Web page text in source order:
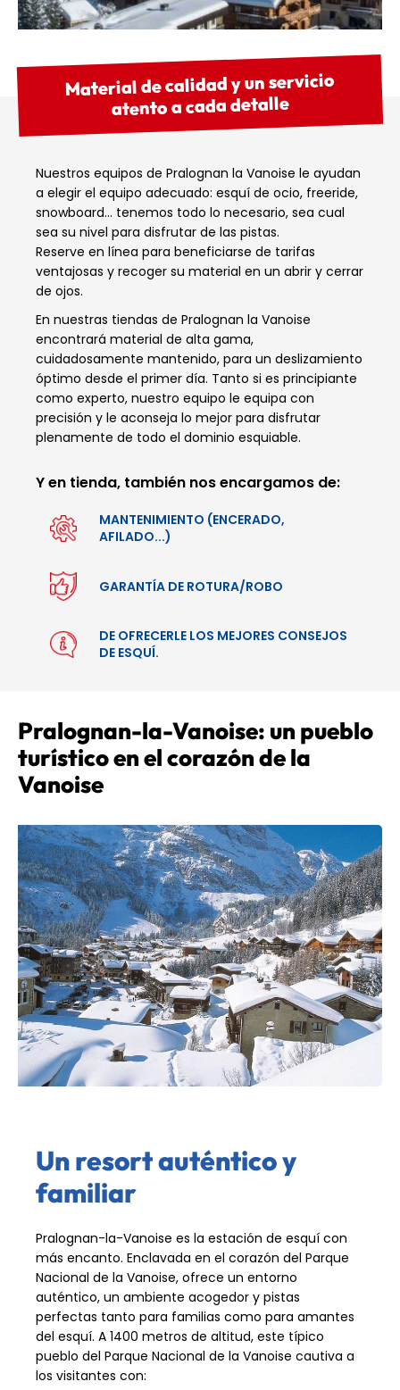
Material de calidad y un servicio
atento a cada detalle
Nuestros equipos de Pralognan la Vanoise le ayudan
a elegir el equipo adecuado: esquí de ocio, freeride,
snowboard… tenemos todo lo necesario, sea cual
sea su nivel para disfrutar de las pistas.
Reserve en línea para beneficiarse de tarifas
ventajosas y recoger su material en un abrir y cerrar
de ojos.
En nuestras tiendas de Pralognan la Vanoise
encontrará material de alta gama,
cuidadosamente mantenido, para un deslizamiento
óptimo desde el primer día. Tanto si es principiante
como experto, nuestro equipo le equipa con
precisión y le aconseja lo mejor para disfrutar
plenamente de todo el dominio esquiable.
Y en tienda, también nos encargamos de:
MANTENIMIENTO (ENCERADO,
AFILADO...)
GARANTÍA DE ROTURA/ROBO
DE OFRECERLE LOS MEJORES CONSEJOS
DE ESQUÍ.
Pralognan-la-Vanoise: un pueblo
turístico en el corazón de la
Vanoise
Un resort auténtico y
familiar
Pralognan-la-Vanoise es la estación de esquí con
más encanto. Enclavada en el corazón del Parque
Nacional de la Vanoise, ofrece un entorno
auténtico, un ambiente acogedor y pistas
perfectas tanto para familias como para amantes
del esquí. A 1400 metros de altitud, este típico
pueblo del Parque Nacional de la Vanoise cautiva a
los visitantes con: